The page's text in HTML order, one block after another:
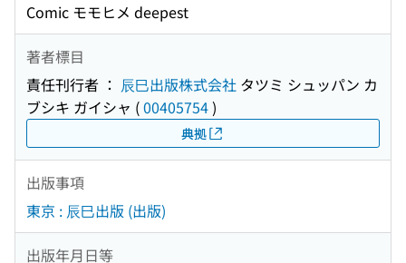
Comic モモヒメ deepest
著者標目
責任刊行者 ： 辰巳出版株式会社 タツミ シュッパン カ
ブシキ ガイシャ (00405754)
典拠
出版事項
東京 : 辰巳出版 (出版)
出版年月日等